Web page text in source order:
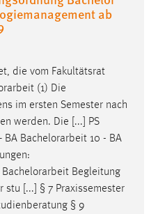
ab
die vom Fakultätsrat
(1) Die
im ersten Semester nach
werden. Die [...] PS
BA Bachelorarbeit 10 - BA
Bachelorarbeit Begleitung
[...] § 7 Praxissemester
§ 9
und Social Media